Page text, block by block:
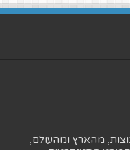
מהארץ ומהעולם,